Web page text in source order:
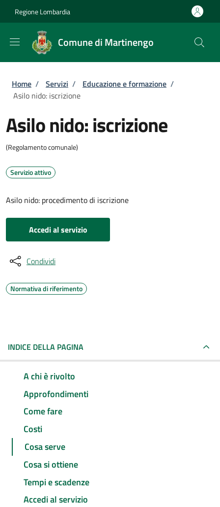
Regione Lombardia
Comune di Martinengo
Briciole di pane
Home / Servizi / Educazione e formazione /
Asilo nido: iscrizione
Asilo nido: iscrizione
(Regolamento comunale)
Servizio attivo
Asilo nido: procedimento di iscrizione
Accedi al servizio
Condividi
Normativa di riferimento
INDICE DELLA PAGINA
A chi è rivolto
Approfondimenti
Come fare
Costi
Cosa serve
Cosa si ottiene
Tempi e scadenze
Accedi al servizio